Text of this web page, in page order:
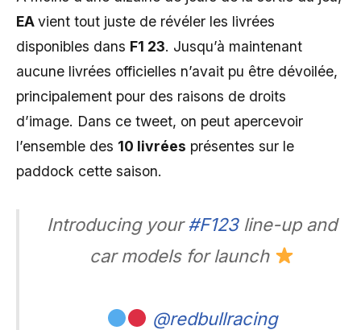
EAvient tout juste de révéler les livrées
disponibles dans F1 23. Jusqu’à maintenant
aucune livrées officielles n’avait pu être dévoilée,
principalement pour des raisons de droits
d’image. Dans ce tweet, on peut apercevoir
l’ensemble des 10 livrées présentes sur le
paddock cette saison.
Introducing your#F123line-up and
car models for launch
@redbullracing